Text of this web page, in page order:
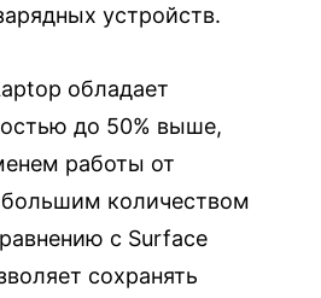
устройств.
обладает
до 50% выше,
работы от
большим количеством
с Surface
сохранять